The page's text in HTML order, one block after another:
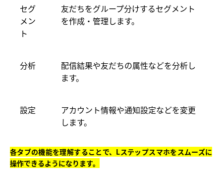
セグ
メン
ト
友だちをグループ分けするセグメント
を作成・管理します。
分析
配信結果や友だちの属性などを分析し
ます。
設定
アカウント情報や通知設定などを変更
します。
各タブの機能を理解することで、Lステップスマホをスムーズに
操作できるようになります。